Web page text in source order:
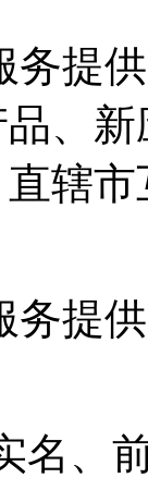
务提
、
辖
务提
名、